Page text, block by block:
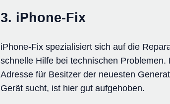
3. iPhone-Fix
iPhone-Fix spezialisiert sich auf die
schnelle Hilfe bei technischen
Adresse für Besitzer der neuesten
Gerät sucht, ist hier gut aufgehoben.